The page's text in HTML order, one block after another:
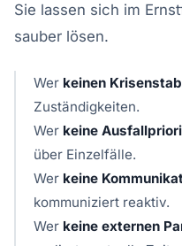
Sie lassen sich im
sauber lösen.
Wer keinen Krisenstab
Zuständigkeiten.
Wer keine
über Einzelfälle.
Wer keine
kommuniziert reaktiv.
Wer keine externen